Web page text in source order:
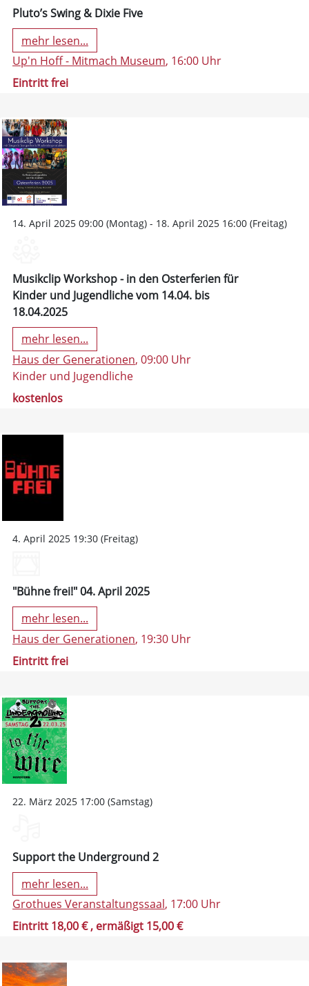
Pluto’s Swing & Dixie Five
mehr lesen...
Up'n Hoff - Mitmach Museum, 16:00 Uhr
Eintritt frei
14. April 2025 09:00 (Montag) - 18. April 2025 16:00 (Freitag)
Musikclip Workshop - in den Osterferien für
Kinder und Jugendliche vom 14.04. bis
18.04.2025
mehr lesen...
Haus der Generationen, 09:00 Uhr
Kinder und Jugendliche
kostenlos
4. April 2025 19:30 (Freitag)
"Bühne frei!" 04. April 2025
mehr lesen...
Haus der Generationen, 19:30 Uhr
Eintritt frei
22. März 2025 17:00 (Samstag)
Support the Underground 2
mehr lesen...
Grothues Veranstaltungssaal, 17:00 Uhr
Eintritt 18,00 €, ermäßigt 15,00 €